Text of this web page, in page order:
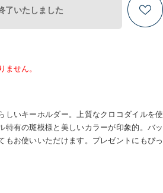
了いたしました
ません。
しいキーホルダー。上質なクロコダイルを使
特有の斑模様と美しいカラーが印象的。バッ
もお使いいただけます。プレゼントにもぴっ